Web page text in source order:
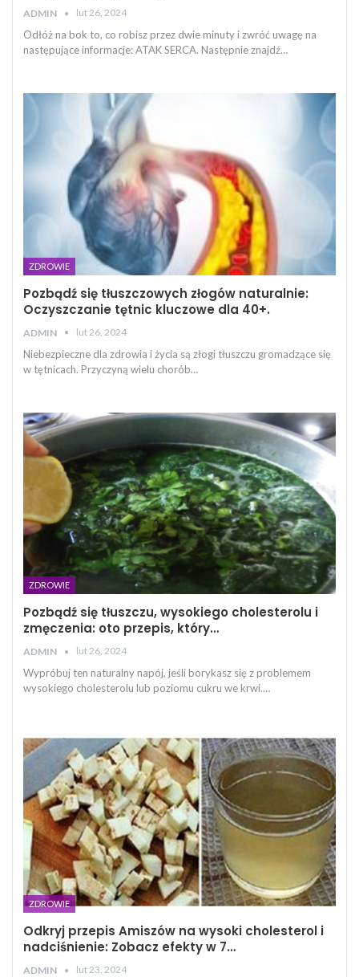
ADMIN lut 26, 2024
Odłóż na bok to, co robisz przez dwie minuty i zwróć uwagę na
następujące informacje: ATAK SERCA. Następnie znajdź…
ZDROWIE
Pozbądź się tłuszczowych złogów naturalnie:
Oczyszczanie tętnic kluczowe dla 40+.
ADMIN lut 26, 2024
Niebezpieczne dla zdrowia i życia są złogi tłuszczu gromadzące się
w tętnicach. Przyczyną wielu chorób…
ZDROWIE
Pozbądź się tłuszczu, wysokiego cholesterolu i
zmęczenia: oto przepis, który…
ADMIN lut 26, 2024
Wypróbuj ten naturalny napój, jeśli borykasz się z problemem
wysokiego cholesterolu lub poziomu cukru we krwi.…
ZDROWIE
Odkryj przepis Amiszów na wysoki cholesterol i
nadciśnienie: Zobacz efekty w 7…
ADMIN lut 23, 2024